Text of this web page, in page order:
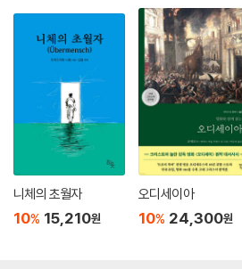
니체의 초월자
10% 15,210원
오디세이아
10% 24,300원